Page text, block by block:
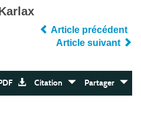
Article précédent
Article suivant
Citation Partager